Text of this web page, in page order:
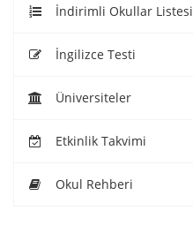
İndirimli Okullar Listesi
İngilizce Testi
Üniversiteler
Etkinlik Takvimi
Okul Rehberi